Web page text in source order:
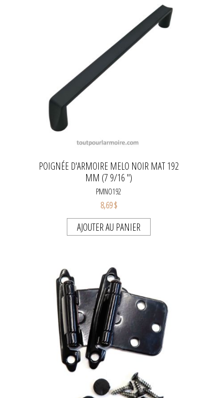
POIGNÉE D'ARMOIRE MELO NOIR MAT 192
MM (7 9/16 '')
PMNO192
8,69 $
AJOUTER AU PANIER